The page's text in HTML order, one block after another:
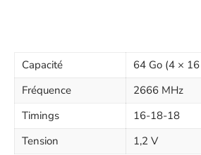
Capacité
64 Go (4 × 16
Fréquence
2666 MHz
Timings
16-18-18
Tension
1,2 V